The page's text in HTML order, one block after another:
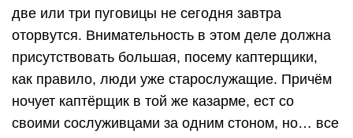
две или три пуговицы не сегодня завтра
оторвутся. Внимательность в этом деле должна
присутствовать большая, посему каптерщики,
как правило, люди уже старослужащие. Причём
ночует каптёрщик в той же казарме, ест со
своими сослуживцами за одним стоном, но… все